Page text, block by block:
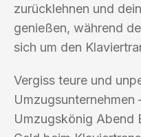
zurücklehnen und
genießen, während
sich um den
Vergiss teure und
Umzugskönig Abend